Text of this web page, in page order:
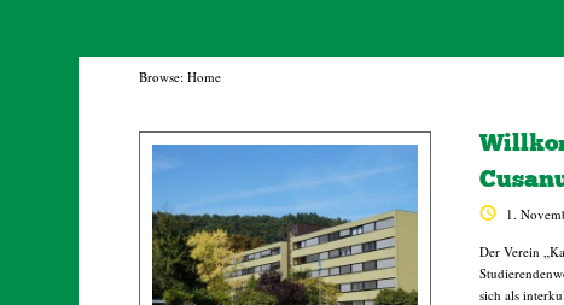
Browse: Home
1.
Der Verein
sich als